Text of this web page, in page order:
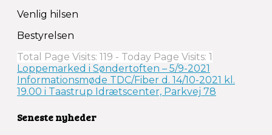
Venlig hilsen
Bestyrelsen
Total Page Visits: 119 - Today Page Visits: 1
Indlægsnavigation
Loppemarked i Søndertoften – 5/9-2021
Informationsmøde TDC/Fiber d. 14/10-2021 kl.
19.00 i Taastrup Idrætscenter, Parkvej 78
Seneste nyheder